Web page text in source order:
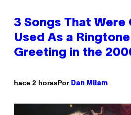
3 Songs That Were
Used As a
Greeting in the
hace 2 horasPor Dan Milam